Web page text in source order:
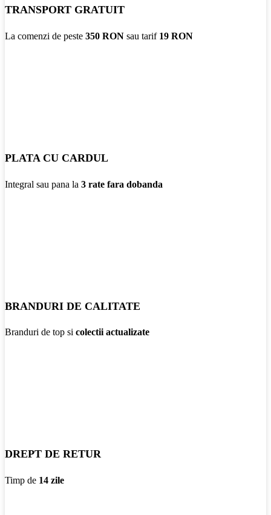
TRANSPORT GRATUIT
La comenzi de peste 350 RON sau tarif 19 RON
PLATA CU CARDUL
Integral sau pana la 3 rate fara dobanda
BRANDURI DE CALITATE
Branduri de top si colectii actualizate
DREPT DE RETUR
Timp de 14 zile